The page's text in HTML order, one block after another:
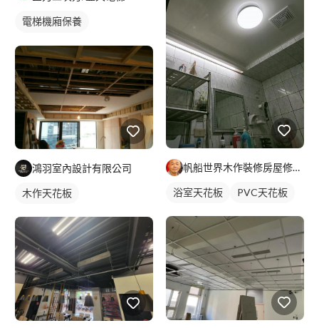
電梯機廂保養
鴻羽室內設計有限公司
木作天花板
帆船世界木作裝修房屋修繕工程
浴室天花板 PVC天花板